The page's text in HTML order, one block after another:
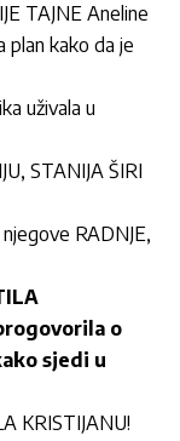
TAJNE Aneline
plan kako da je
uživala u
STANIJA ŠIRI
RADNJE,
o
sjedi u
KRISTIJANU!